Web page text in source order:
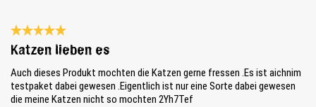
Bewertung mit 5 von 5 Sternen
Katzen lieben es
Auch dieses Produkt mochten die Katzen gerne fressen .Es ist aichnim
testpaket dabei gewesen .Eigentlich ist nur eine Sorte dabei gewesen
die meine Katzen nicht so mochten 2Yh7Tef